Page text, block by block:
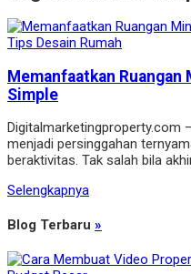
Tips Desain Rumah
Memanfaatkan
Simple
Digitalmarketingproperty.com
menjadi persinggahan
beraktivitas. Tak salah bila
Selengkapnya
Blog Terbaru »